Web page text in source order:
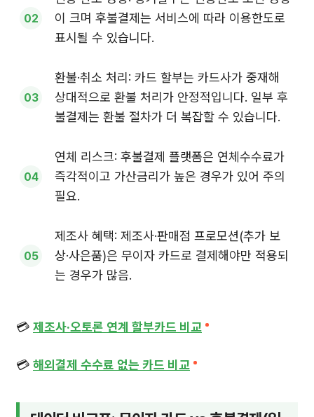
이 크며 후불결제는 서비스에 따라 이용한도로
표시될 수 있습니다.
환불·취소 처리: 카드 할부는 카드사가 중재해
상대적으로 환불 처리가 안정적입니다. 일부 후
불결제는 환불 절차가 더 복잡할 수 있습니다.
연체 리스크: 후불결제 플랫폼은 연체수수료가
즉각적이고 가산금리가 높은 경우가 있어 주의
필요.
제조사 혜택: 제조사·판매점 프로모션(추가 보
상·사은품)은 무이자 카드로 결제해야만 적용되
는 경우가 많음.
💳 제조사·오토론 연계 할부카드 비교
💳 해외결제 수수료 없는 카드 비교